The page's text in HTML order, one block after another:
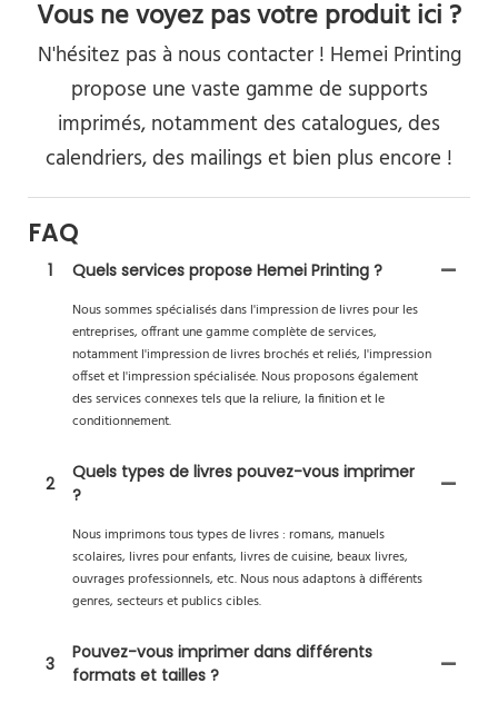
Vous ne voyez pas votre produit ici ?
N'hésitez pas à nous contacter ! Hemei Printing
propose une vaste gamme de supports
imprimés, notamment des catalogues, des
calendriers, des mailings et bien plus encore !
FAQ
1
Quels services propose Hemei Printing ?
Nous sommes spécialisés dans l'impression de livres pour les
entreprises, offrant une gamme complète de services,
notamment l'impression de livres brochés et reliés, l'impression
offset et l'impression spécialisée. Nous proposons également
des services connexes tels que la reliure, la finition et le
conditionnement.
2
Quels types de livres pouvez-vous imprimer
?
Nous imprimons tous types de livres : romans, manuels
scolaires, livres pour enfants, livres de cuisine, beaux livres,
ouvrages professionnels, etc. Nous nous adaptons à différents
genres, secteurs et publics cibles.
3
Pouvez-vous imprimer dans différents
formats et tailles ?